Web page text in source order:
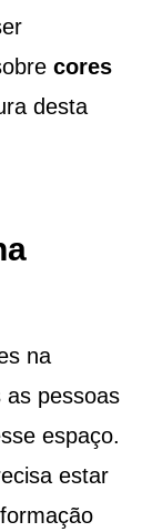
cores
desta
na
as pessoas
espaço.
estar